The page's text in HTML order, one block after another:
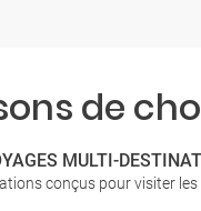
de
MULTI-
conçus pour visiter